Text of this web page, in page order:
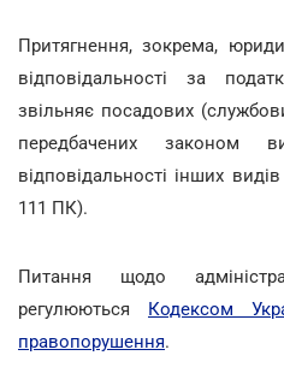
Притягнення, зокрема,
відповідальності за
звільняє посадових
передбачених законом
відповідальності інших
111 ПК).
Питання щодо
регулюються Кодексом
правопорушення.